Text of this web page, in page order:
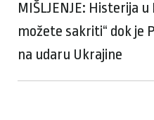
MIŠLJENJE: Histerija u
možete sakriti“ dok je
na udaru Ukrajine